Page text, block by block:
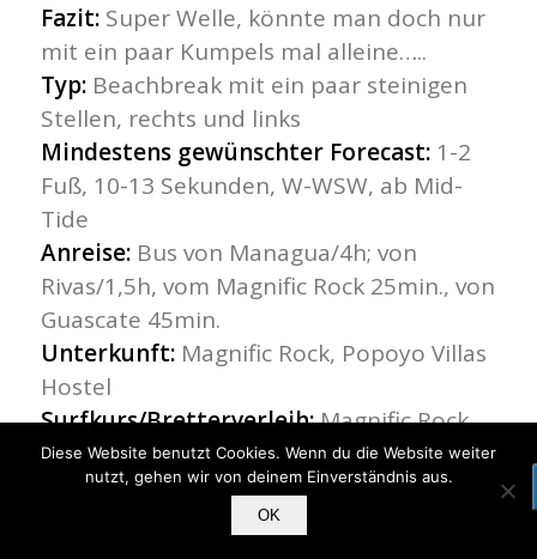
Fazit:Super Welle, könnte man doch nur
mit ein paar Kumpels mal alleine…..
Typ:Beachbreak mit ein paar steinigen
Stellen, rechts und links
Mindestens gewünschter Forecast:1-2
Fuß, 10-13 Sekunden, W-WSW, ab Mid-
Tide
Anreise:Bus von Managua/4h; von
Rivas/1,5h, vom Magnific Rock 25min., von
Guascate 45min.
Unterkunft:Magnific Rock, Popoyo Villas
Hostel
Surfkurs/Bretterverleih:Magnific Rock
Region Playa Gigante
Diese Website benutzt Cookies. Wenn du die Website weiter
nutzt, gehen wir von deinem Einverständnis aus.
OK